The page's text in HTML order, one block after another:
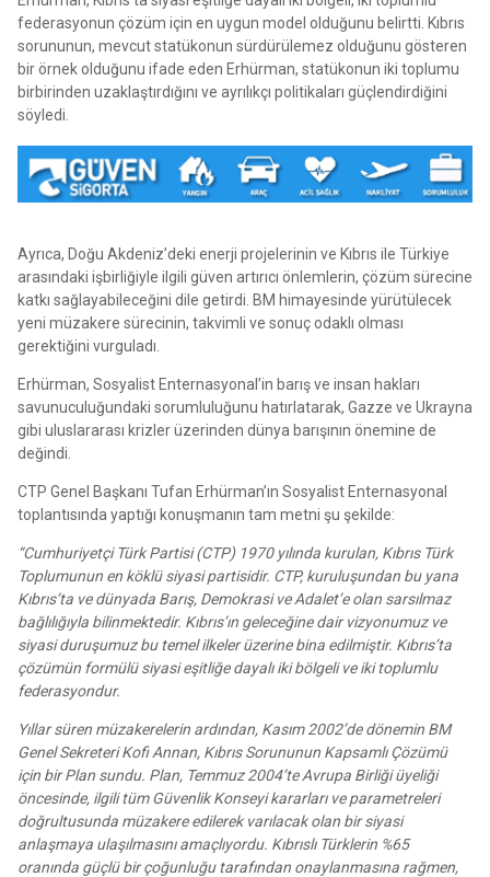
federasyonun çözüm için en uygun model olduğunu belirtti. Kıbrıs
sorununun, mevcut statükonun sürdürülemez olduğunu gösteren
bir örnek olduğunu ifade eden Erhürman, statükonun iki toplumu
birbirinden uzaklaştırdığını ve ayrılıkçı politikaları güçlendirdiğini
söyledi.
Ayrıca, Doğu Akdeniz’deki enerji projelerinin ve Kıbrıs ile Türkiye
arasındaki işbirliğiyle ilgili güven artırıcı önlemlerin, çözüm sürecine
katkı sağlayabileceğini dile getirdi. BM himayesinde yürütülecek
yeni müzakere sürecinin, takvimli ve sonuç odaklı olması
gerektiğini vurguladı.
Erhürman, Sosyalist Enternasyonal’in barış ve insan hakları
savunuculuğundaki sorumluluğunu hatırlatarak, Gazze ve Ukrayna
gibi uluslararası krizler üzerinden dünya barışının önemine de
değindi.
CTP Genel Başkanı Tufan Erhürman’ın Sosyalist Enternasyonal
toplantısında yaptığı konuşmanın tam metni şu şekilde:
“Cumhuriyetçi Türk Partisi (CTP) 1970 yılında kurulan, Kıbrıs Türk
Toplumunun en köklü siyasi partisidir. CTP, kuruluşundan bu yana
Kıbrıs’ta ve dünyada Barış, Demokrasi ve Adalet’e olan sarsılmaz
bağlılığıyla bilinmektedir. Kıbrıs’ın geleceğine dair vizyonumuz ve
siyasi duruşumuz bu temel ilkeler üzerine bina edilmiştir. Kıbrıs’ta
çözümün formülü siyasi eşitliğe dayalı iki bölgeli ve iki toplumlu
federasyondur.
Yıllar süren müzakerelerin ardından, Kasım 2002’de dönemin BM
Genel Sekreteri Kofi Annan, Kıbrıs Sorununun Kapsamlı Çözümü
için bir Plan sundu. Plan, Temmuz 2004’te Avrupa Birliği üyeliği
öncesinde, ilgili tüm Güvenlik Konseyi kararları ve parametreleri
doğrultusunda müzakere edilerek varılacak olan bir siyasi
anlaşmaya ulaşılmasını amaçlıyordu. Kıbrıslı Türklerin %65
oranında güçlü bir çoğunluğu tarafından onaylanmasına rağmen,